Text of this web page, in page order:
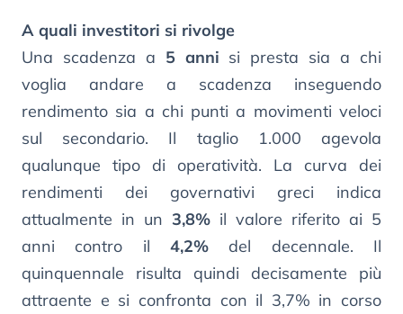
A quali investitori si rivolge
Una scadenza a 5 anni si presta sia a chi
voglia andare a scadenza inseguendo
rendimento sia a chi punti a movimenti veloci
sul secondario. Il taglio 1.000 agevola
qualunque tipo di operatività. La curva dei
rendimenti dei governativi greci indica
attualmente in un 3,8% il valore riferito ai 5
anni contro il 4,2% del decennale. Il
quinquennale risulta quindi decisamente più
attraente e si confronta con il 3,7% in corso